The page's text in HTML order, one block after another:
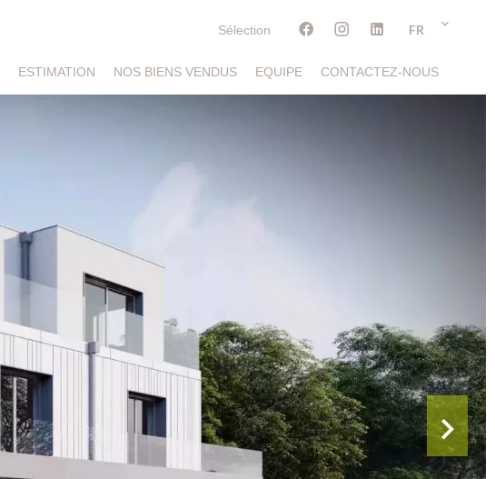
Sélection FR
ESTIMATION NOS BIENS VENDUS EQUIPE CONTACTEZ-NOUS